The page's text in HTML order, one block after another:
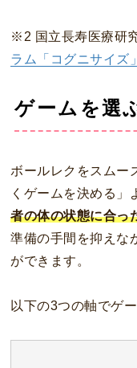
※2 国立長寿医療研
ラム「コグニサイズ」
ゲームを選
ボールレクをスムー
くゲームを決める」
者の体の状態に合っ
準備の手間を抑えな
ができます。
以下の3つの軸でゲ